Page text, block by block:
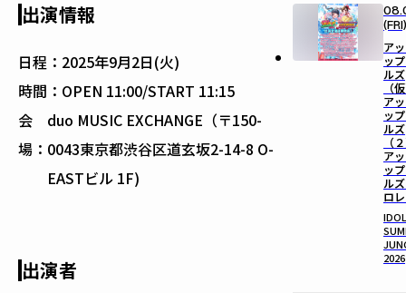
出演情報
日程： 2025年9月2日(火)
時間： OPEN 11:00/START 11:15
会
場：
duo MUSIC EXCHANGE（〒150-
0043東京都渋谷区道玄坂2-14-8 O-
EASTビル 1F)
出演者
(FRI)
ア
ッ
ルズ
（
ア
ッ
ルズ
（
ア
ッ
ル
ロ
IDOL
2026